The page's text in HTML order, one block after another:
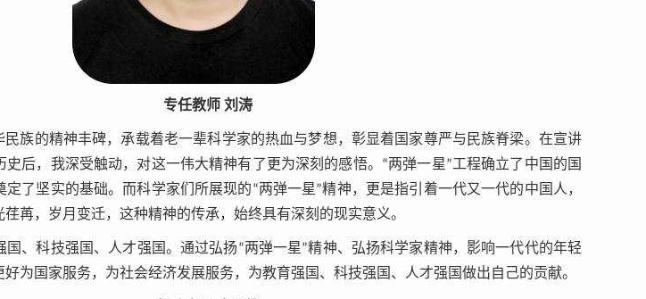
专任教师 刘涛
族的精神丰碑，承载着老一辈科学家的热血与梦想，彰显着国家尊严与民族脊梁。在宣讲
后，我深受触动，对这一伟大精神有了更为深刻的感悟。“两弹一星”工程确立了中国的国
了坚实的基础。而科学家们所展现的“两弹一星”精神，更是指引着一代又一代的中国人，
苒，岁月变迁，这种精神的传承，始终具有深刻的现实意义。
国、科技强国、人才强国。通过弘扬“两弹一星”精神、弘扬科学家精神，影响一代代的年轻
为国家服务，为社会经济发展服务，为教育强国、科技强国、人才强国做出自己的贡献。